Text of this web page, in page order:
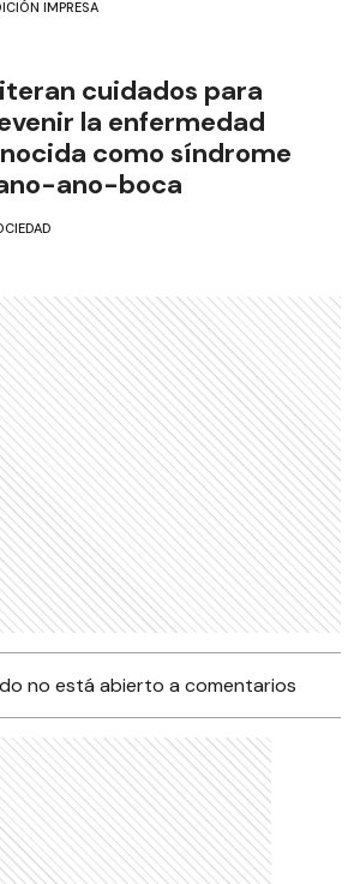
IMPRESA
cuidados para
la enfermedad
como síndrome
ano-boca
no está abierto a comentarios